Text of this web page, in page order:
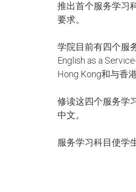
推出首个服务学习
要求。
学院目前有四个服
English as a
Hong Kong和与香
修读这四个服务学
中文。
服务学习科目使学